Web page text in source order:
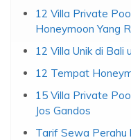
12 Villa Private
Honeymoon Yang
12 Villa Unik di Bali
12 Tempat
15 Villa Private
Jos Gandos
Tarif Sewa Perahu